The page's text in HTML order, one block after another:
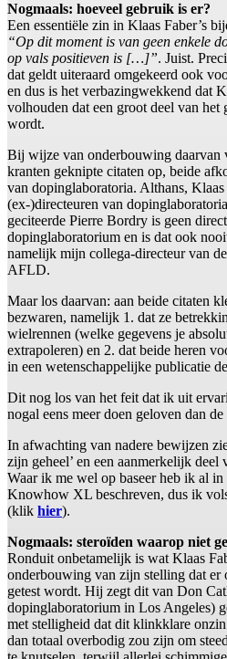
Nogmaals: hoeveel gebruik is er?
Een essentiële zin in Klaas Faber’s
“Op dit moment is van geen enkele
op vals positieven is […]”. Juist.
dat geldt uiteraard omgekeerd ook
en dus is het verbazingwekkend dat
volhouden dat een groot deel van het
wordt.
Bij wijze van onderbouwing daarvan
kranten geknipte citaten op, beide
van dopinglaboratoria. Althans,
(ex-)directeuren van
geciteerde Pierre Bordry is geen
dopinglaboratorium en is dat ook
namelijk mijn collega-directeur van
AFLD.
Maar los daarvan: aan beide citaten
bezwaren, namelijk 1. dat ze
wielrennen (welke gegevens je
extrapoleren) en 2. dat beide heren
in een wetenschappelijke publicatie
Dit nog los van het feit dat ik uit
nogal eens meer doen geloven dan
In afwachting van nadere bewijzen
zijn geheel’ en een aanmerkelijk deel
Waar ik me wel op baseer heb ik al in
Knowhow XL beschreven, dus ik
(klik hier).
Nogmaals: steroïden waarop niet
Ronduit onbetamelijk is wat Klaas
onderbouwing van zijn stelling dat er
getest wordt. Hij zegt dit van Don
dopinglaboratorium in Los Angeles)
met stelligheid dat dit klinkklare
dan totaal overbodig zou zijn om